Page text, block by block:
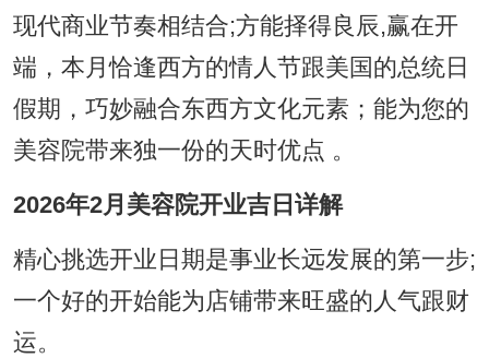
现代商业节奏相结合;方能择得良辰,赢在开
端，本月恰逢西方的情人节跟美国的总统日
假期，巧妙融合东西方文化元素；能为您的
美容院带来独一份的天时优点 。
2026年2月美容院开业吉日详解
精心挑选开业日期是事业长远发展的第一步;
一个好的开始能为店铺带来旺盛的人气跟财
运。